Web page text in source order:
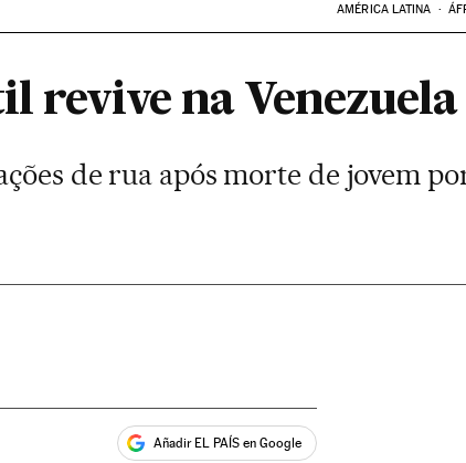
AMÉRICA LATINA
revive na Venezuela
de rua após morte de jovem
Añadir EL PAÍS en Google